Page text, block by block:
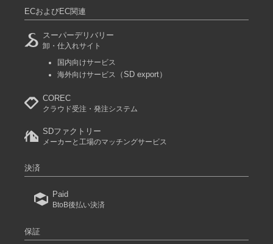
ECおよびEC関連
スーパーデリバリー
卸・仕入れサイト
国内向けサービス
海外向けサービス
（SD export）
COREC
クラウド受注・発注システム
SDファクトリー
メーカーと工場のマッチングサービス
決済
Paid
BtoB後払い決済
保証